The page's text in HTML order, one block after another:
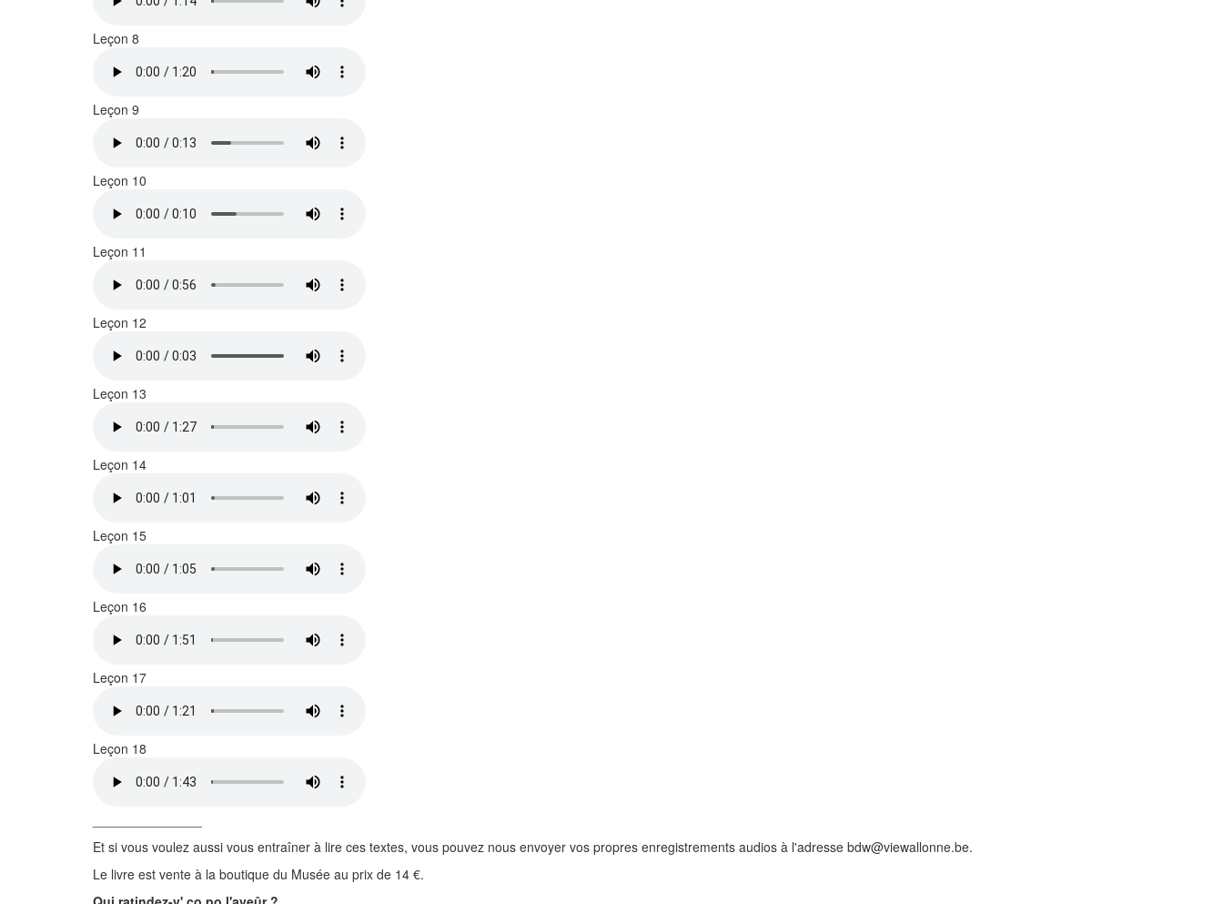
Leçon 8
Leçon 9
Leçon 10
Leçon 11
Leçon 12
Leçon 13
Leçon 14
Leçon 15
Leçon 16
Leçon 17
Leçon 18
Et si vous voulez aussi vous entraîner à lire ces textes, vous pouvez nous envoyer vos propres enregistrements audios à l'adresse bdw@viewallonne.be.
Le livre est vente à la boutique du Musée au prix de 14 €.